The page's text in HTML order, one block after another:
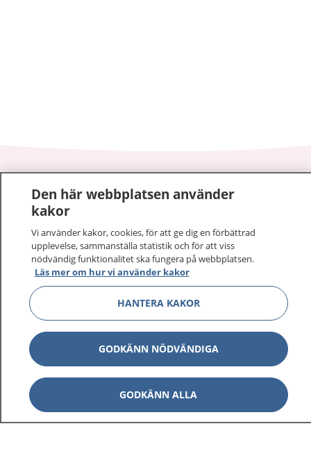
På 1177.se får du råd om hälsa och information om
sjukdomar och vilka mottagningar du kan kontakta.
Logga in för att läsa din journal och göra dina
vårdärenden. Ring telefonnummer 1177 för
sjukvårdsrådgivning dygnet runt.
1177 ger dig råd när du vill må bättre.
1177 på flera språk Visa
Visa
Den här webbplatsen använder
kakor
Vi använder kakor, cookies, för att ge dig en förbättrad
upplevelse, sammanställa statistik och för att viss
nödvändig funktionalitet ska fungera på webbplatsen.
Läs mer om hur vi använder kakor
HANTERA KAKOR
GODKÄNN NÖDVÄNDIGA
GODKÄNN ALLA